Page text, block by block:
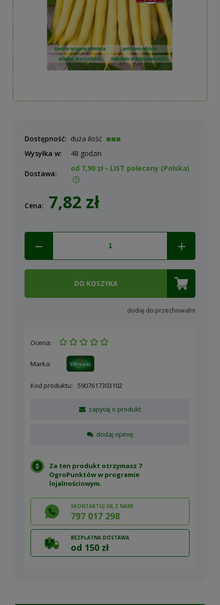
Dostępność: duża ilość
Wysyłka w:
48 godzin
Dostawa:
od 7,90 zł - LIST polecony (Polska)
Cena: 7,82 zł
DO KOSZYKA
dodaj do przechowalni
Ocena:
Marka:
Kod produktu: 5907617303102
zapytaj o produkt
dodaj opinię
Za ten produkt otrzymasz 7
OgroPunktów w programie
lojalnościowym.
SKONTAKTUJ SIĘ Z NAMI
797 017 298
BEZPŁATNA DOSTAWA
od 150 zł